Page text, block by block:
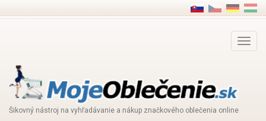
Main
Menu
Šikovný nástroj na vyhľadávanie a nákup značkového oblečenia online